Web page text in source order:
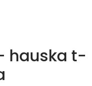
hauska t-